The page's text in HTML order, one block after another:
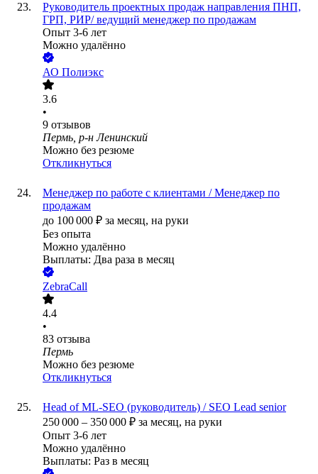
Руководитель проектных продаж направления ПНП,
ГРП, РИР/ ведущий менеджер по продажам
Опыт 3-6 лет
Можно удалённо
АО Полиэкс
3.6
•
9 отзывов
Пермь, р-н Ленинский
Можно без резюме
Откликнуться
Менеджер по работе с клиентами / Менеджер по
продажам
до 100 000 ₽ за месяц, на руки
Без опыта
Можно удалённо
Выплаты: Два раза в месяц
ZebraCall
4.4
•
83 отзыва
Пермь
Можно без резюме
Откликнуться
Head of ML-SEO (руководитель) / SEO Lead senior
250 000 – 350 000 ₽ за месяц, на руки
Опыт 3-6 лет
Можно удалённо
Выплаты: Раз в месяц